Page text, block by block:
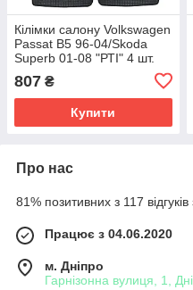
Кілімки салону Volkswagen
Passat B5 96-04/Skoda
Superb 01-08 "РТІ" 4 шт.
807 ₴
Купити
Про нас
81% позитивних з 117 відгуків
Працює з 04.06.2020
м. Дніпро
Гарнізонна вулиця, 1,